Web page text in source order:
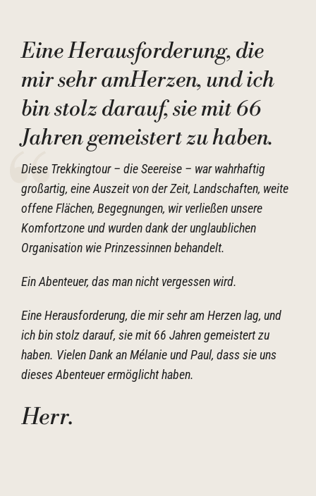
Eine Herausforderung, die
mir sehr amHerzen, und ich
bin stolz darauf, sie mit 66
Jahren gemeistert zu haben.
Diese Trekkingtour – die Seereise – war wahrhaftig
großartig, eine Auszeit von der Zeit, Landschaften, weite
offene Flächen, Begegnungen, wir verließen unsere
Komfortzone und wurden dank der unglaublichen
Organisation wie Prinzessinnen behandelt.
Ein Abenteuer, das man nicht vergessen wird.
Eine Herausforderung, die mir sehr am Herzen lag, und
ich bin stolz darauf, sie mit 66 Jahren gemeistert zu
haben. Vielen Dank an Mélanie und Paul, dass sie uns
dieses Abenteuer ermöglicht haben.
Herr.